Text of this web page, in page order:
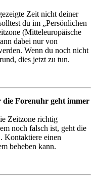
Zeit nicht deiner
du im „Persönlichen
(Mitteleuropäische
dabei nur von
Wenn du noch nicht
dies jetzt zu tun.
die Forenuhr geht immer
Zeitzone richtig
noch falsch ist, geht die
Kontaktiere einen
beheben kann.